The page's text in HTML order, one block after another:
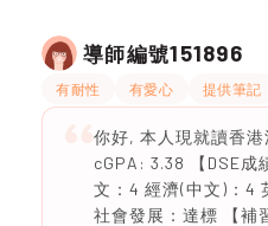
導師編號151896
有耐性 有愛心 提供筆記
你好, 本人現就讀香
cGPA: 3.38 【DSE成
文：4 經濟(中文)：4
社會發展：達標 【補